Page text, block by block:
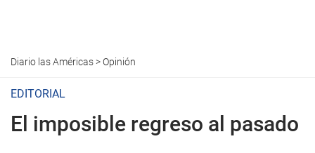
Diario las Américas>Opinión
EDITORIAL
El imposible regreso al pasado